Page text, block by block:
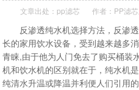
文章出处： pp滤芯 作者： PP滤
反渗透纯水机选择方法，反渗透
长的家用饮水设备，受到越来越多
青睐,由于他为人门免去了购买桶装
机和饮水机的区别就在于，纯水机
纯清水升温或降温并利便人们引用的